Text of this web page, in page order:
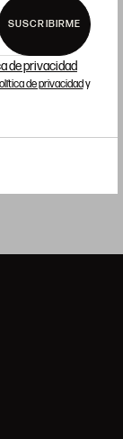
SUSCRIBIRME
de privacidad
de privacidady